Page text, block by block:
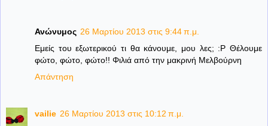
Ανώνυμος 26 Μαρτίου 2013 στις 9:44 π.μ.
Εμείς του εξωτερικού τι θα κάνουμε, μου λες; :Ρ Θέλουμε
φώτο, φώτο, φώτο!! Φιλιά από την μακρινή Μελβούρνη
Απάντηση
vailie 26 Μαρτίου 2013 στις 10:12 π.μ.